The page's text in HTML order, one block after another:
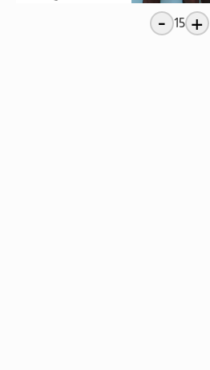
+
15
-